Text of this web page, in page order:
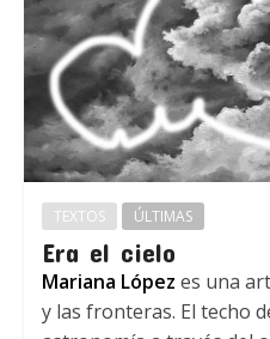
TEXTOS ÚLTIMAS
Era el cielo
Mariana López es una
y las fronteras. El techo